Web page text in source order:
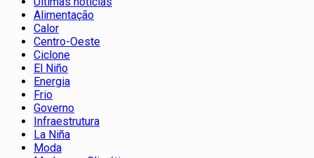
Alimentação
Calor
Centro-Oeste
Ciclone
El Niño
Energia
Frio
Governo
Infraestrutura
La Niña
Moda